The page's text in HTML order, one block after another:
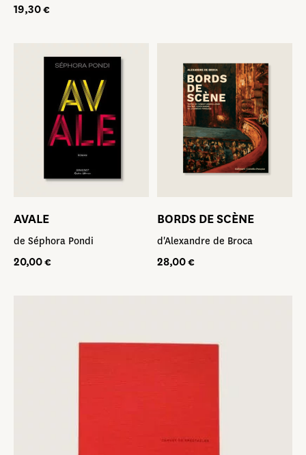
PLEINS FEUX SUR …
COLLAB’
JEUNESSE
DVD / AUDIO
19,30€
AVALE
de Séphora Pondi
20,00€
BORDS DE SCÈNE
d'Alexandre de Broca
28,00€